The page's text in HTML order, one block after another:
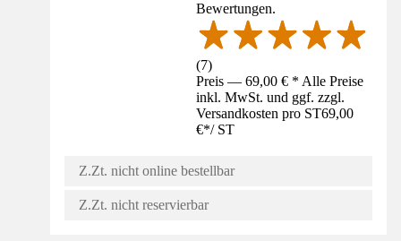
Bewertungen.
(7)
Preis — 69,00 € * Alle Preise
inkl. MwSt. und ggf. zzgl.
Versandkosten pro ST69,00
€*/ ST
Z.Zt. nicht online bestellbar
Z.Zt. nicht reservierbar